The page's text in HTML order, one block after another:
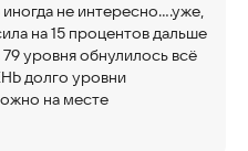
не интересно....уже,
на 15 процентов дальше
уровня обнулилось всё
долго уровни
на месте